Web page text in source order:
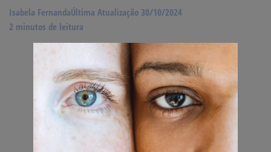
Isabela FernandaÚltima Atualização 30/10/2024
2 minutos de leitura